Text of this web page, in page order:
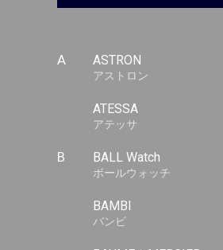
A ASTRON
アストロン
ATESSA
アテッサ
B BALL Watch
ボールウォッチ
BAMBI
バンビ